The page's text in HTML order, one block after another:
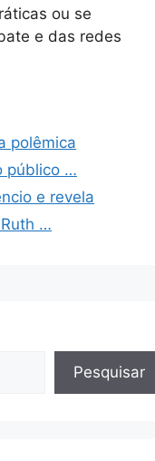
ou se
e das redes
polêmica
público …
e revela
…
Pesquisar